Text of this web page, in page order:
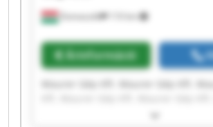
Domaszék 110 km
Árinformáció
Gép Kft. Maurer Gép Kft. Maurer Gép